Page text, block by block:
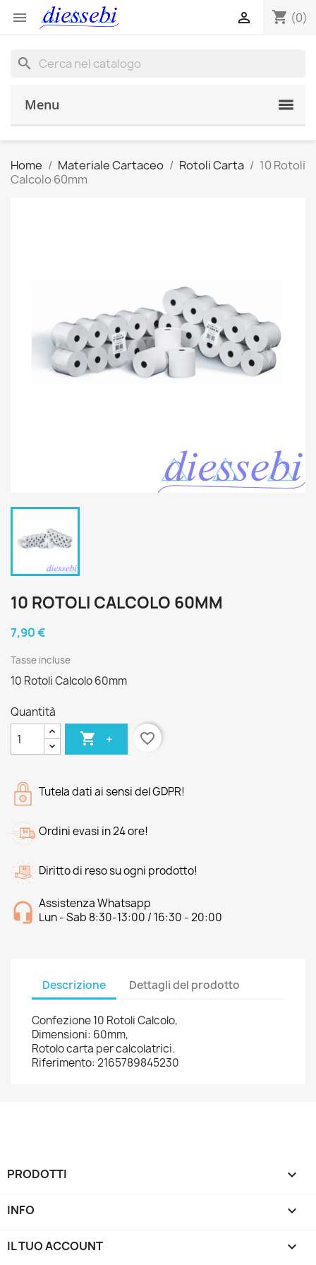
 shopping_cart (0)

search
Menu
Home Materiale Cartaceo Rotoli Carta
10 Rotoli
Calcolo 60mm
10 ROTOLI CALCOLO 60MM
7,90 €
Tasse incluse
10 Rotoli Calcolo 60mm
Quantità
 + favorite_border
Tutela dati ai sensi del GDPR!
Ordini evasi in 24 ore!
Diritto di reso su ogni prodotto!
Assistenza Whatsapp
Lun - Sab 8:30-13:00 / 16:30 - 20:00
Descrizione Dettagli del prodotto
Confezione 10 Rotoli Calcolo,
Dimensioni: 60mm,
Rotolo carta per calcolatrici.
Riferimento: 2165789845230
PRODOTTI 
INFO 
IL TUO ACCOUNT 